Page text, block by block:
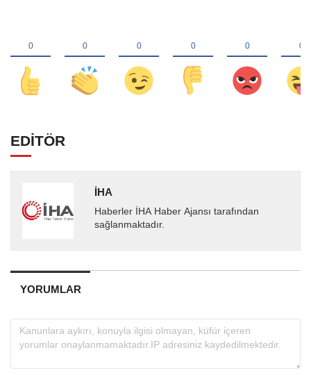
EDİTÖR
İHA
Haberler İHA Haber Ajansı tarafından
sağlanmaktadır.
YORUMLAR